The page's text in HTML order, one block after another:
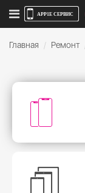
Главная Ремонт